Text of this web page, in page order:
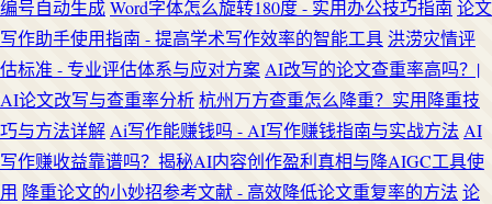
编号自动生成Word字体怎么旋转180度 - 实用办公技巧指南 论文
写作助手使用指南 - 提高学术写作效率的智能工具 洪涝灾情评
估标准 - 专业评估体系与应对方案 AI改写的论文查重率高吗？|
AI论文改写与查重率分析杭州万方查重怎么降重？实用降重技
巧与方法详解 Ai写作能赚钱吗 - AI写作赚钱指南与实战方法 AI
写作赚收益靠谱吗？揭秘AI内容创作盈利真相与降AIGC工具使
用 降重论文的小妙招参考文献 - 高效降低论文重复率的方法 论